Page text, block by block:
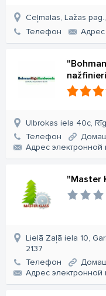
Ceļmalas, Lažas
Телефон
Ulbrokas iela 40c,
Телефон
Aдрес электронной
"Master
Lielā Zaļā iela 10,
2137
Телефон
Aдрес электронной